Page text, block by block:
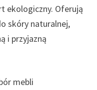
ekologiczny. Oferują
skóry naturalnej,
i przyjazną
mebli